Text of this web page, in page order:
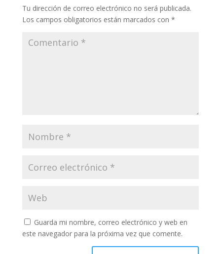
Tu dirección de correo electrónico no será publicada.
Los campos obligatorios están marcados con *
Guarda mi nombre, correo electrónico y web en
este navegador para la próxima vez que comente.